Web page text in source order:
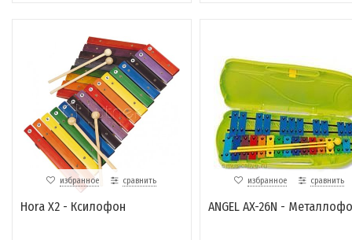
избранное сравнить
Hora X2 - Ксилофон
избранное сравнить
ANGEL AX-26N -